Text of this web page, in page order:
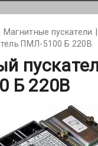
Магнитные пускатели
ПМЛ-5100 Б 220В
Б 220В